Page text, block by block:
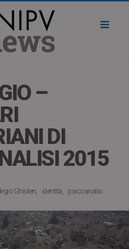
–
DI
2015
Ghislieri identità psicoanalisi